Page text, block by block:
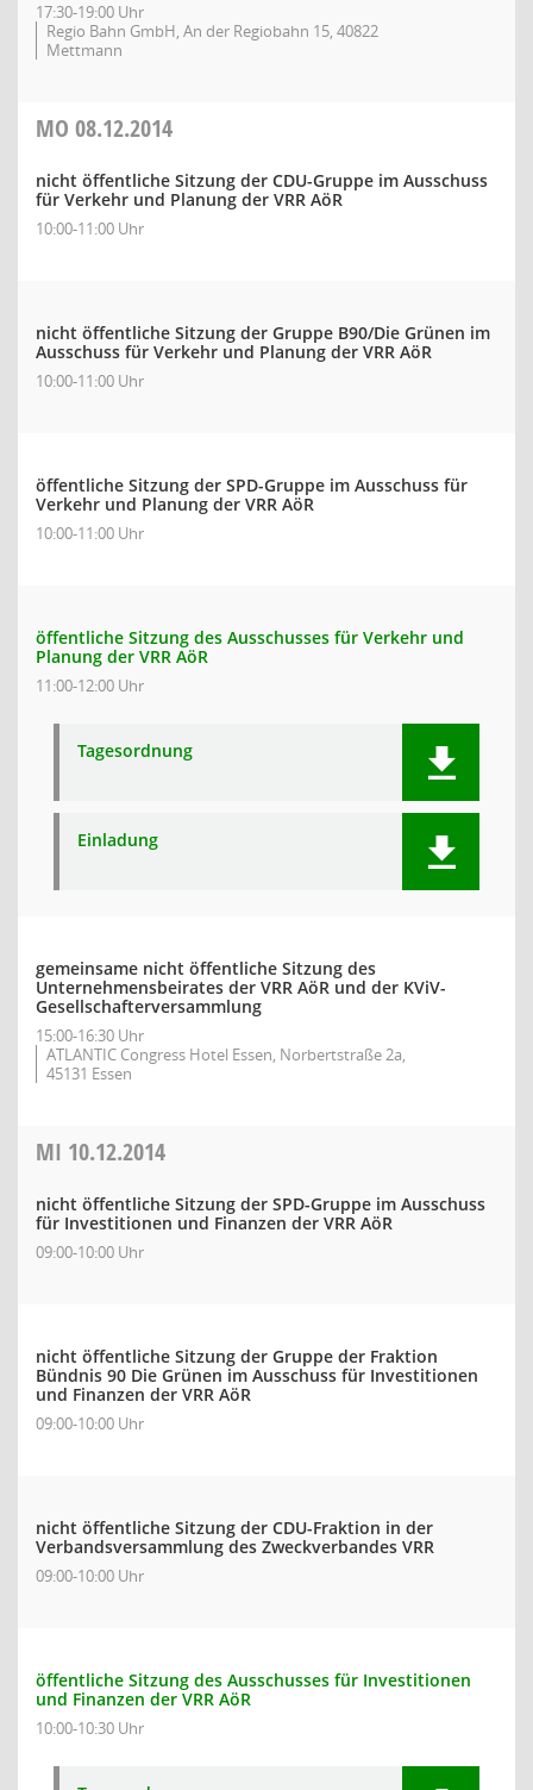
17:30-19:00 Uhr
Regio Bahn GmbH, An der Regiobahn 15, 40822
Mettmann
MO 08.12.2014
nicht öffentliche Sitzung der CDU-Gruppe im Ausschuss
für Verkehr und Planung der VRR AöR
10:00-11:00 Uhr
nicht öffentliche Sitzung der Gruppe B90/Die Grünen im
Ausschuss für Verkehr und Planung der VRR AöR
10:00-11:00 Uhr
öffentliche Sitzung der SPD-Gruppe im Ausschuss für
Verkehr und Planung der VRR AöR
10:00-11:00 Uhr
öffentliche Sitzung des Ausschusses für Verkehr und
Planung der VRR AöR
11:00-12:00 Uhr
Tagesordnung
Einladung
gemeinsame nicht öffentliche Sitzung des
Unternehmensbeirates der VRR AöR und der KViV-
Gesellschafterversammlung
15:00-16:30 Uhr
ATLANTIC Congress Hotel Essen, Norbertstraße 2a,
45131 Essen
MI 10.12.2014
nicht öffentliche Sitzung der SPD-Gruppe im Ausschuss
für Investitionen und Finanzen der VRR AöR
09:00-10:00 Uhr
nicht öffentliche Sitzung der Gruppe der Fraktion
Bündnis 90 Die Grünen im Ausschuss für Investitionen
und Finanzen der VRR AöR
09:00-10:00 Uhr
nicht öffentliche Sitzung der CDU-Fraktion in der
Verbandsversammlung des Zweckverbandes VRR
09:00-10:00 Uhr
öffentliche Sitzung des Ausschusses für Investitionen
und Finanzen der VRR AöR
10:00-10:30 Uhr